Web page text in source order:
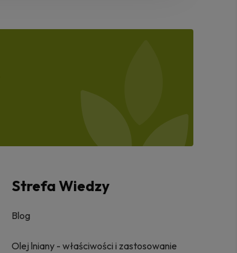
Strefa Wiedzy
Blog
Olej lniany - właściwości i zastosowanie